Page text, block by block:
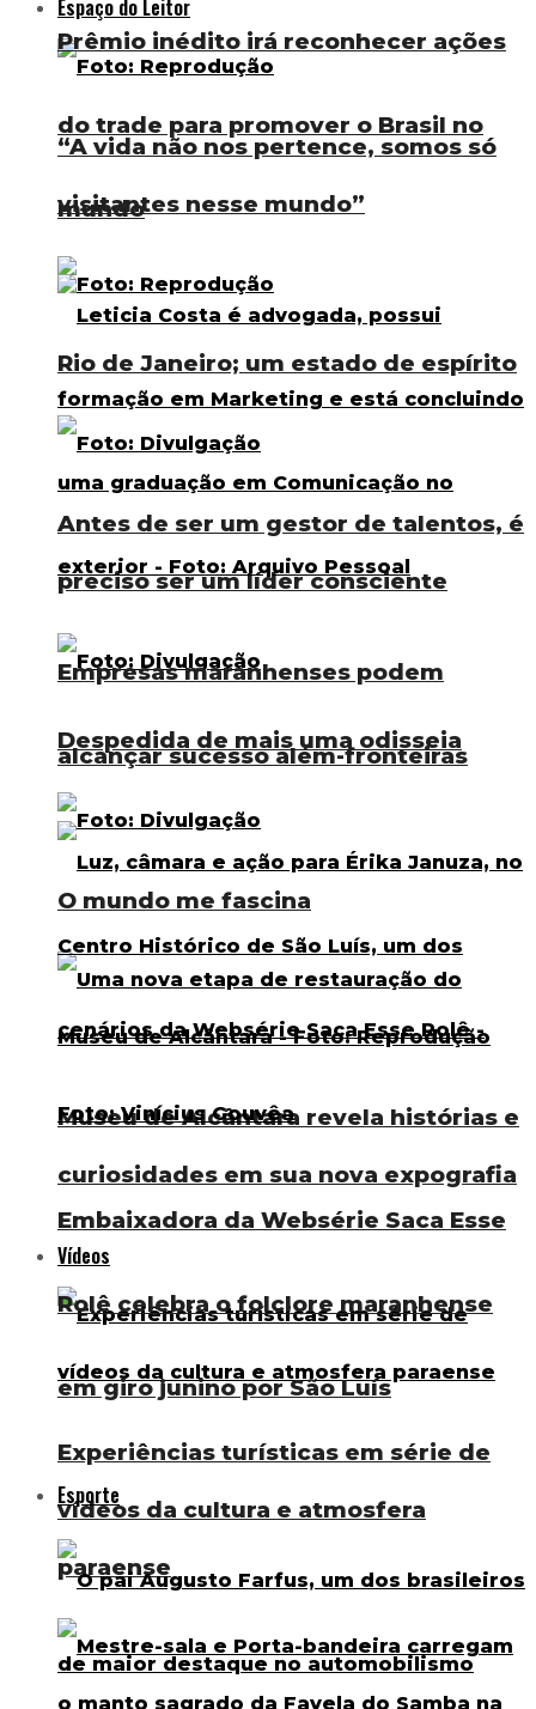
Espaço do Leitor
“A vida não nos pertence, somos só
visitantes nesse mundo”
Rio de Janeiro; um estado de espírito
Antes de ser um gestor de talentos, é
preciso ser um líder consciente
Despedida de mais uma odisseia
O mundo me fascina
Museu de Alcântara revela histórias e
curiosidades em sua nova expografia
Vídeos
Experiências turísticas em série de
vídeos da cultura e atmosfera
paraense
Prêmio inédito irá reconhecer ações
do trade para promover o Brasil no
mundo
Empresas maranhenses podem
alcançar sucesso além-fronteiras
Embaixadora da Websérie Saca Esse
Rolê celebra o folclore maranhense
em giro junino por São Luís
Esporte